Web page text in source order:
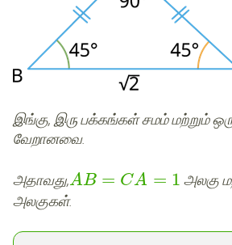
இங்கு, இரு பக்கங்கள் சமம் மற்றும்
வேறானவை.
அதாவது,AB = CA = 1 அலகு
அலகுகள்.